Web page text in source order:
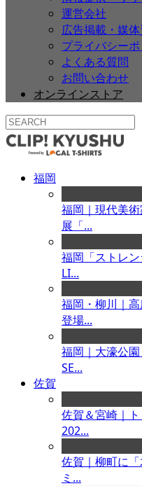
運営会社
広告掲載・媒
プライバシー
よくある質問
お問い合わせ
オンラインストア
福岡
福岡｜現代美
展「...
福岡「ストレ
LI...
福岡・柳川｜
登場...
福岡｜大濠公
SE...
佐賀
佐賀＆宮崎｜
202...
佐賀｜柳町に
ミ...